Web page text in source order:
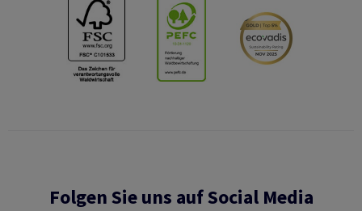
Folgen Sie uns auf Social Media